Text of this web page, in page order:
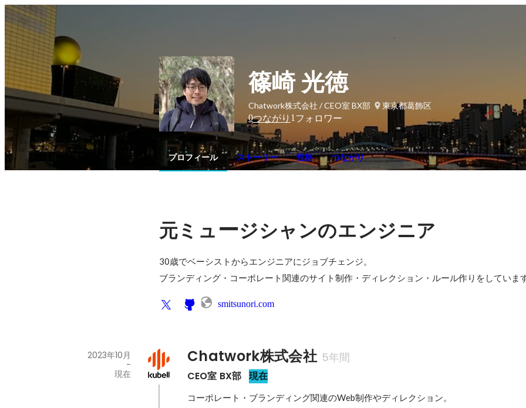
篠崎 光徳
Chatwork株式会社 / CEO室 BX部
東京都葛飾区
0つながり 1 フォロワー
プロフィール ストーリー 性格 つながり
元ミュージシャンのエンジニア
30歳でベーシストからエンジニアにジョブチェンジ。
ブランディング・コーポレート関連のサイト制作・ディレクション・ルール作りをしています
smitsunori.com
Chatwork株式会社 5年間
CEO室 BX部 現在
2023年10月
-
現在
コーポレート・ブランディング関連のWeb制作やディレクション。